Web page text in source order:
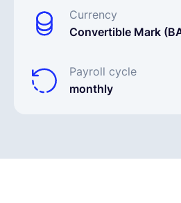
Currency
Convertible Mark
Payroll cycle
monthly